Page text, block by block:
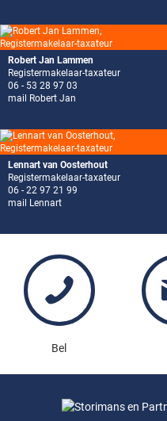
Robert Jan Lammen
Registermakelaar-taxateur
06 - 53 28 97 03
mail Robert Jan
Lennart van Oosterhout
Registermakelaar-taxateur
06 - 22 97 21 99
mail Lennart
Bel